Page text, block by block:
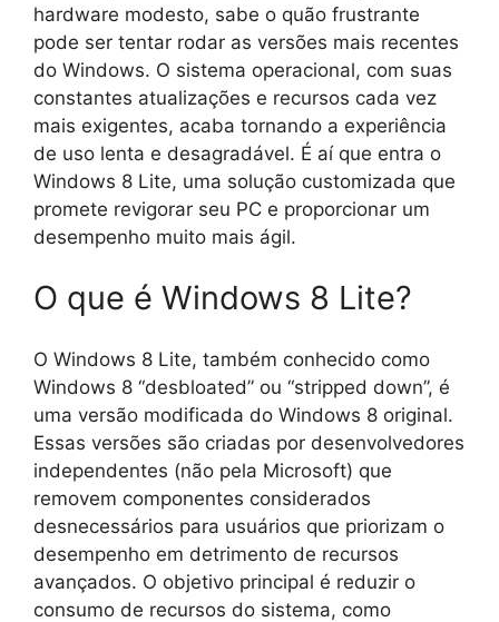
hardware modesto, sabe o quão frustrante
pode ser tentar rodar as versões mais recentes
do Windows. O sistema operacional, com suas
constantes atualizações e recursos cada vez
mais exigentes, acaba tornando a experiência
de uso lenta e desagradável. É aí que entra o
Windows 8 Lite, uma solução customizada que
promete revigorar seu PC e proporcionar um
desempenho muito mais ágil.
O que é Windows 8 Lite?
O Windows 8 Lite, também conhecido como
Windows 8 “desbloated” ou “stripped down”, é
uma versão modificada do Windows 8 original.
Essas versões são criadas por desenvolvedores
independentes (não pela Microsoft) que
removem componentes considerados
desnecessários para usuários que priorizam o
desempenho em detrimento de recursos
avançados. O objetivo principal é reduzir o
consumo de recursos do sistema, como